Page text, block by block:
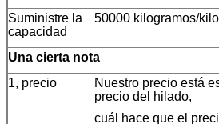
Suministre la
capacidad
50000 kilogramos/
Una cierta nota
1, precio
Nuestro precio está
precio del hilado,
cuál hace que el